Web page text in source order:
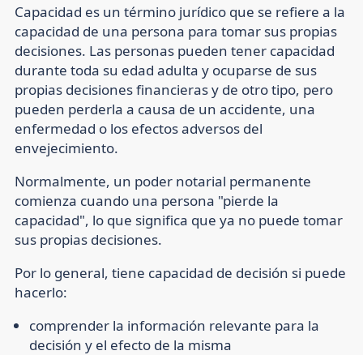
Capacidad es un término jurídico que se refiere a la
capacidad de una persona para tomar sus propias
decisiones. Las personas pueden tener capacidad
durante toda su edad adulta y ocuparse de sus
propias decisiones financieras y de otro tipo, pero
pueden perderla a causa de un accidente, una
enfermedad o los efectos adversos del
envejecimiento.
Normalmente, un poder notarial permanente
comienza cuando una persona "pierde la
capacidad", lo que significa que ya no puede tomar
sus propias decisiones.
Por lo general, tiene capacidad de decisión si puede
hacerlo:
comprender la información relevante para la
decisión y el efecto de la misma